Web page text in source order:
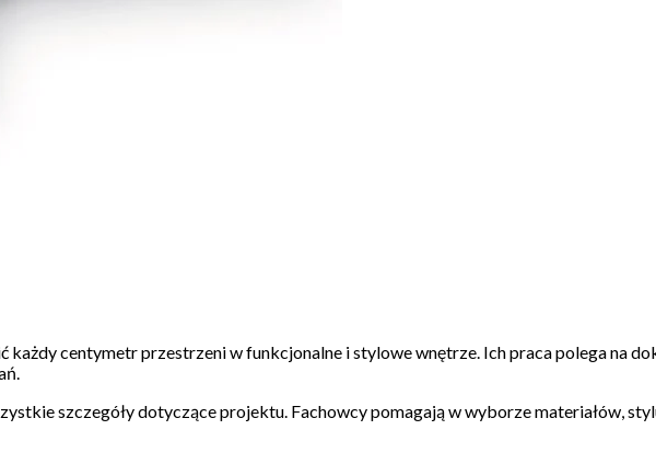
centymetr przestrzeni w funkcjonalne i stylowe wnętrze. Ich praca polega na
szczegóły dotyczące projektu. Fachowcy pomagają w wyborze materiałów,